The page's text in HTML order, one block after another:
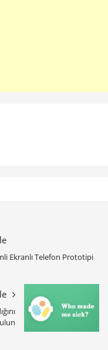
Ekranlı Telefon Prototipi